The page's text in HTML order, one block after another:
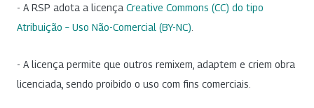
- A RSP adota a licença Creative Commons (CC) do tipo
Atribuição – Uso Não-Comercial (BY-NC)
- A licença permite que outros remixem, adaptem e criem obra
licenciada, sendo proibido o uso com fins comerciais.